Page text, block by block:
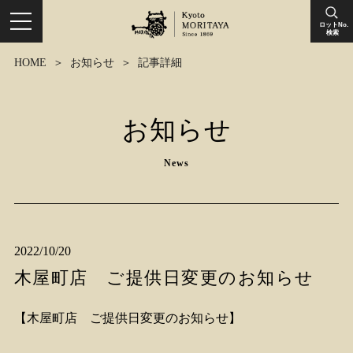
ロットNo.
検索
HOME お知らせ 記事詳細
お知らせ
News
2022/10/20
木屋町店 ご提供日変更のお知らせ
【木屋町店 ご提供日変更のお知らせ】